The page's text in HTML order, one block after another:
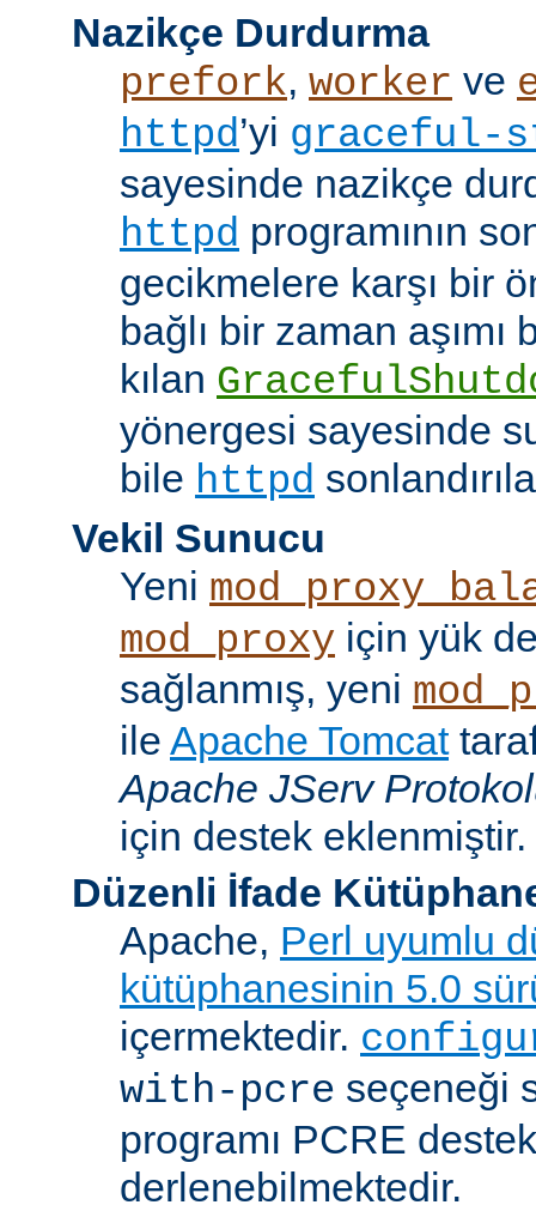
Nazikçe Durdurma
prefork, worker ve
httpd’yi graceful-
sayesinde nazikçe
httpd programının
gecikmelere karşı bir
bağlı bir zaman
kılan
yönergesi sayesinde
bile httpd
Vekil Sunucu
Yeni
mod_proxy için yük
sağlanmış, yeni
ile Apache Tomcat
Apache JServ
için destek eklenmiştir.
Düzenli İfade
Apache, Perl uyumlu
kütüphanesinin 5.0
içermektedir.
with-pcre seçeneği
programı PCRE
derlenebilmektedir.